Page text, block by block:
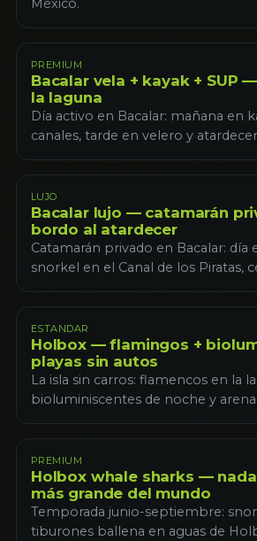
México.
PREMIUM
Bacalar vela + kayak + SUP
la laguna
Día activo en Bacalar: mañana en
canales, tarde en velero y
LUJO
Bacalar lujo — catamarán
bordo al atardecer
Catamarán privado en Bacalar: día
snorkel en el Canal de los Piratas,
ESTANDAR
Holbox — flamingos +
playas sin autos
La isla sin carros: flamencos en la
bioluminiscentes de noche y
PREMIUM
Holbox whale sharks —
más grande del mundo
Temporada junio-septiembre:
tiburones ballena en aguas de